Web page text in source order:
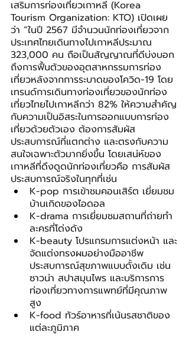
เสริมการท่องเที่ยวเกาหลี (Korea
Tourism Organization: KTO) เปิดเผย
ว่า “ในปี 2567 มีจำนวนนักท่องเที่ยวจาก
ประเทศไทยเดินทางไปเกาหลีประมาณ
323,000 คน ถือเป็นสัญญาณที่ดีบ่งบอก
ถึงการฟื้นตัวของอุตสาหกรรมการท่อง
เที่ยวหลังจากการระบาดของโควิด-19 โดย
เทรนด์การเดินทางท่องเที่ยวของนักท่อง
เที่ยวไทยไปเกาหลีกว่า 82% ให้ความสำคัญ
กับความเป็นอิสระในการออกแบบการท่อง
เที่ยวด้วยตัวเอง ต้องการสัมผัส
ประสบการณ์ที่แตกต่าง และตรงกับความ
สนใจเฉพาะตัวมากยิ่งขึ้น โดยเสน่ห์ของ
เกาหลีที่ดึงดูดนักท่องเที่ยวคือ การสัมผัส
ประสบการณ์จริงในทุกที่เช่น
K-pop การเข้าชมคอนเสิร์ต เยี่ยมชม
บ้านเกิดของไอดอล
K-drama การเยี่ยมชมสถานที่ถ่ายทำ
ละครที่โด่งดัง
K-beauty โปรแกรมการแต่งหน้า และ
จัดแต่งทรงผมอย่างมืออาชีพ
ประสบการณ์สุขภาพแบบดั้งเดิม เช่น
ซาวน่า สปาสมุนไพร และบริการการ
ท่องเที่ยวทางการแพทย์ที่มีคุณภาพ
สูง
K-food ทัวร์อาหารที่เน้นรสชาติของ
แต่ละภูมิภาค